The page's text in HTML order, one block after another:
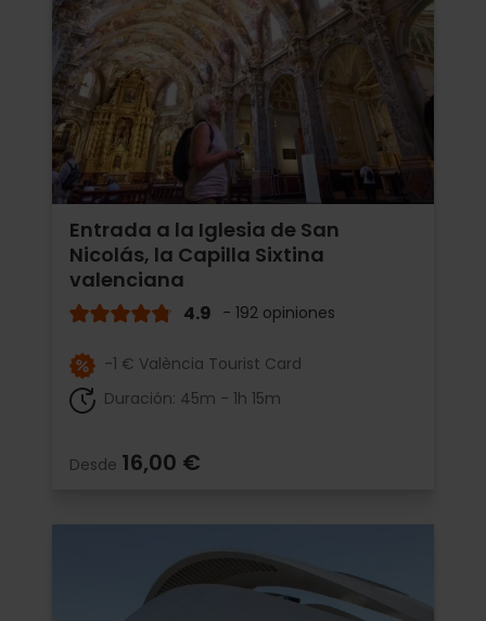
Entrada a la Iglesia de San
Nicolás, la Capilla Sixtina
valenciana
4.9 - 192 opiniones
-1 € València Tourist Card
Duración: 45m - 1h 15m
Desde 16,00 €